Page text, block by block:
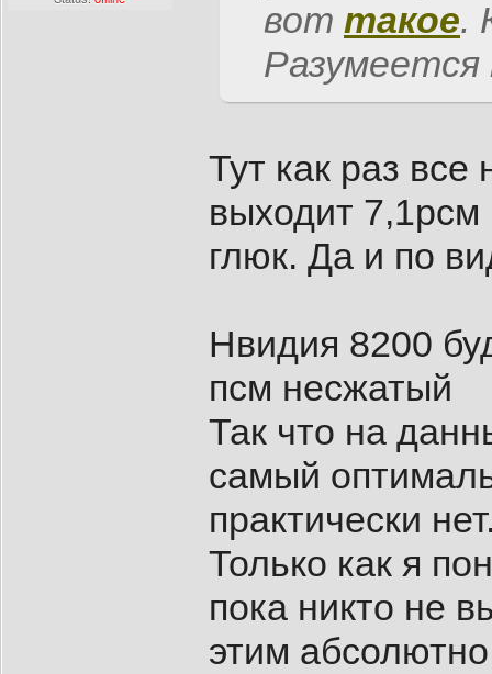
вот такое.
Тут как раз все
выходит
глюк. Да и по
Нвидия 8200
псм несжатый
Так что на
самый
практически
Только как я
пока никто не
этим